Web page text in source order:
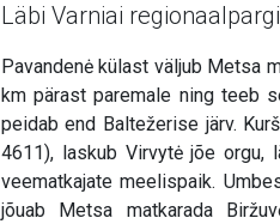
Läbi Varniai regionaalpargi
Pavandenė külast väljub Metsa
km pärast paremale ning teeb
peidab end Baltežerise järv.
4611), laskub Virvytė jõe orgu,
veematkajate meelispaik.
jõuab Metsa matkarada